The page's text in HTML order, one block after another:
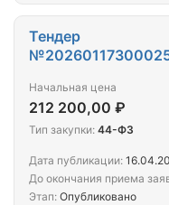
Тендер
Начальная цена
212 200,00 ₽
Тип закупки: 44-ФЗ
Дата публикации:
До окончания приема
Этап: Опубликовано